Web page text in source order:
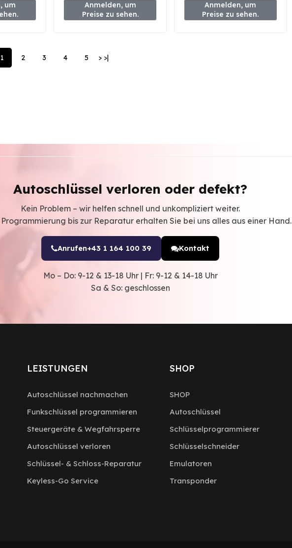
5DYB
um
Fernschlüssel 3+1 Tasten
433MHz BCYD-67-5DYB
Anmelden, um
Preise zu sehen.
3+1 Taste 315MHz BCYA-
67-5DYB
Anmelden, um
Preise zu sehen.
1 2 3 4 5 > >|
Autoschlüssel verloren oder defekt?
Kein Problem – wir helfen schnell und unkompliziert weiter.
bis zur Reparatur erhalten Sie bei uns alles aus einer Hand.
Anrufen+43 1 164 100 39 Kontakt
Mo – Do: 9-12 & 13-18 Uhr | Fr: 9-12 & 14-18 Uhr
Sa & So: geschlossen
LEISTUNGEN
Autoschlüssel nachmachen
Funkschlüssel programmieren
Steuergeräte & Wegfahrsperre
Autoschlüssel verloren
Schlüssel- & Schloss-Reparatur
Keyless-Go Service
SHOP
SHOP
Autoschlüssel
Schlüsselprogrammierer
Schlüsselschneider
Emulatoren
Transponder